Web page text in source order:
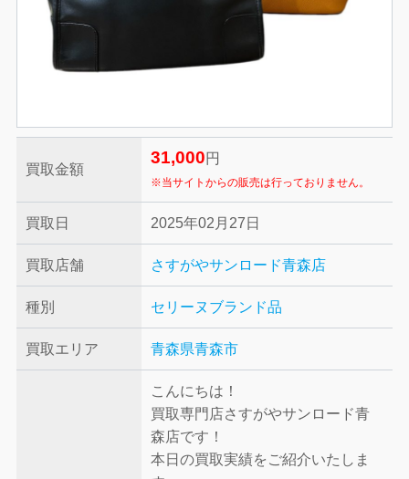
買取金額
31,000 円
※当サイトからの販売は行っておりません。
買取日 2025年02月27日
買取店舗 さすがやサンロード青森店
種別 セリーヌ ブランド品
買取エリア 青森県青森市
こんにちは！
買取専門店さすがやサンロード青
森店です！
本日の買取実績をご紹介いたしま